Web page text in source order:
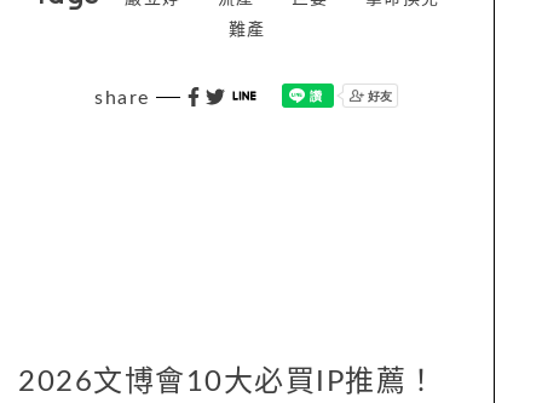
難產
share
2026文博會10大必買IP推薦！